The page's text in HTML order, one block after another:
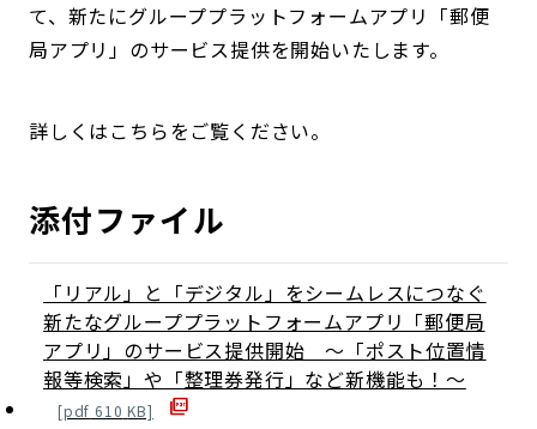
て、新たにグループプラットフォームアプリ「郵便
局アプリ」のサービス提供を開始いたします。
詳しくはこちらをご覧ください。
添付ファイル
「リアル」と「デジタル」をシームレスにつなぐ
新たなグループプラットフォームアプリ「郵便局
アプリ」のサービス提供開始 ～「ポスト位置情
報等検索」や「整理券発行」など新機能も！～
[pdf 610 KB]